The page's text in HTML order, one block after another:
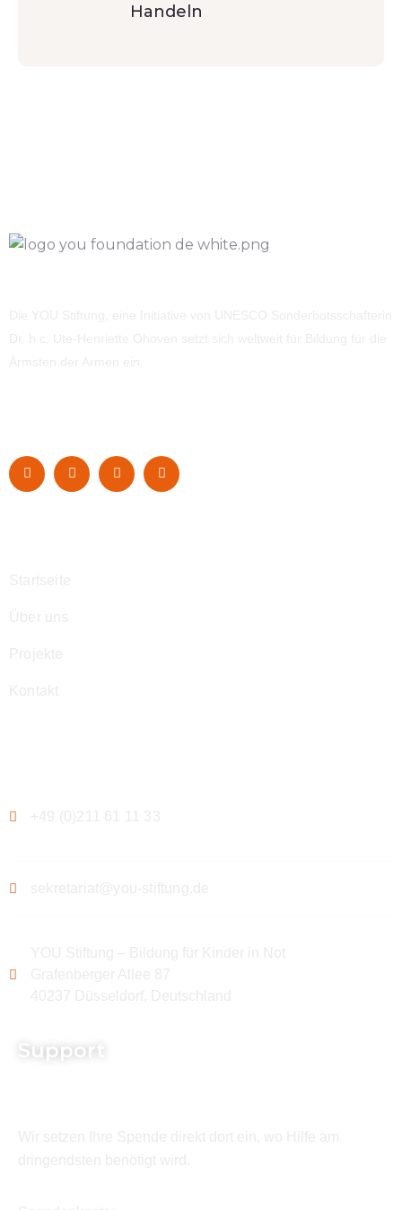
Handeln
Support